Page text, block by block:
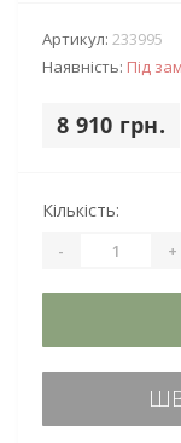
Артикул: 233995
Наявність: Під
8 910 грн.
Кількість:
- +